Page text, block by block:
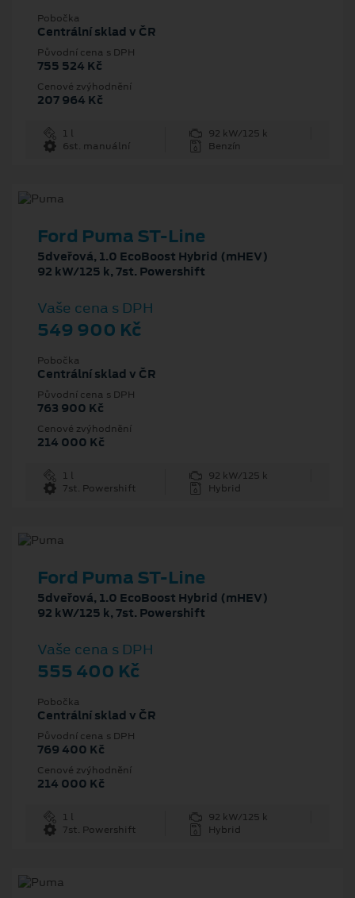
Pobočka
Centrální sklad v ČR
Původní cena s DPH
755 524 Kč
Cenové zvýhodnění
207 964 Kč
1 l
92 kW/125 k
6st. manuální
Benzín
Ford Puma ST-Line
5dveřová, 1.0 EcoBoost Hybrid (mHEV)
92 kW/125 k, 7st. Powershift
Vaše cena s DPH
549 900 Kč
Pobočka
Centrální sklad v ČR
Původní cena s DPH
763 900 Kč
Cenové zvýhodnění
214 000 Kč
1 l
92 kW/125 k
7st. Powershift
Hybrid
Ford Puma ST-Line
5dveřová, 1.0 EcoBoost Hybrid (mHEV)
92 kW/125 k, 7st. Powershift
Vaše cena s DPH
555 400 Kč
Pobočka
Centrální sklad v ČR
Původní cena s DPH
769 400 Kč
Cenové zvýhodnění
214 000 Kč
1 l
92 kW/125 k
7st. Powershift
Hybrid